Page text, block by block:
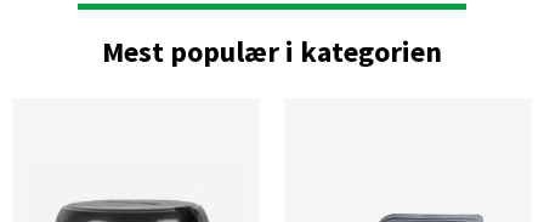
Mest populær i kategorien